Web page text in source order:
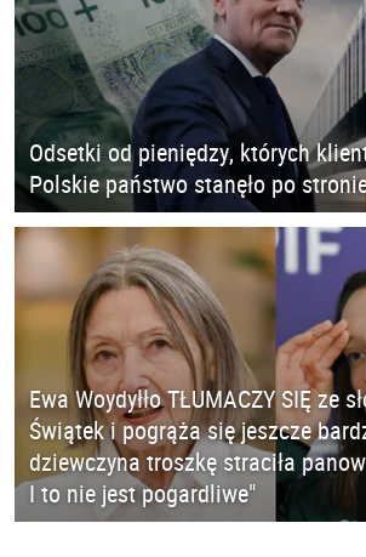
Odsetki od pieniędzy, których
Polskie państwo stanęło po
Ewa Woydyłło TŁUMACZY SIĘ ze
Świątek i pogrąża się jeszcze
dziewczyna troszkę straciła
I to nie jest pogardliwe"